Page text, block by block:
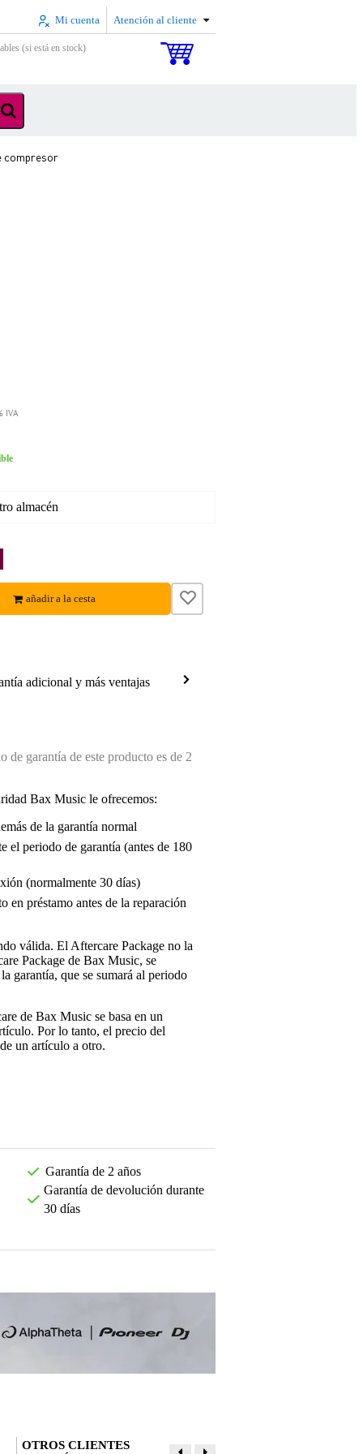
Mi cuenta Atención al cliente
(si está en stock)
compresor
IVA
almacén
añadir a la cesta
adicional y más ventajas
garantía de este producto es de 2
Bax Music le ofrecemos:
de la garantía normal
el periodo de garantía (antes de 180
(normalmente 30 días)
en préstamo antes de la reparación
válida. El Aftercare Package no la
Package de Bax Music, se
garantía, que se sumará al periodo
de Bax Music se basa en un
Por lo tanto, el precio del
un artículo a otro.
Garantía de 2 años
Garantía de devolución durante
30 días
OTROS CLIENTES